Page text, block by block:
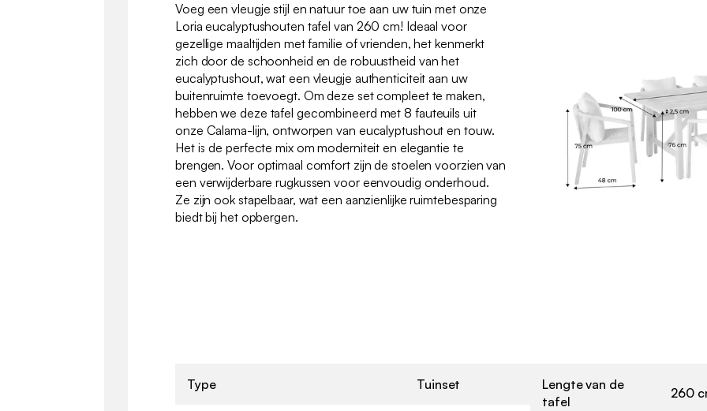
Voeg een vleugje stijl en natuur toe aan uw tuin met onze
Loria eucalyptushouten tafel van 260 cm! Ideaal voor
gezellige maaltijden met familie of vrienden, het kenmerkt
zich door de schoonheid en de robuustheid van het
eucalyptushout, wat een vleugje authenticiteit aan uw
buitenruimte toevoegt. Om deze set compleet te maken,
hebben we deze tafel gecombineerd met 8 fauteuils uit
onze Calama-lijn, ontworpen van eucalyptushout en touw.
Het is de perfecte mix om moderniteit en elegantie te
brengen. Voor optimaal comfort zijn de stoelen voorzien van
een verwijderbare rugkussen voor eenvoudig onderhoud.
Ze zijn ook stapelbaar, wat een aanzienlijke ruimtebesparing
biedt bij het opbergen.
Type Tuinset
Lengte van de
tafel
260